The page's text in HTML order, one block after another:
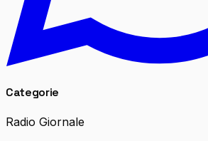
Categorie
Radio Giornale